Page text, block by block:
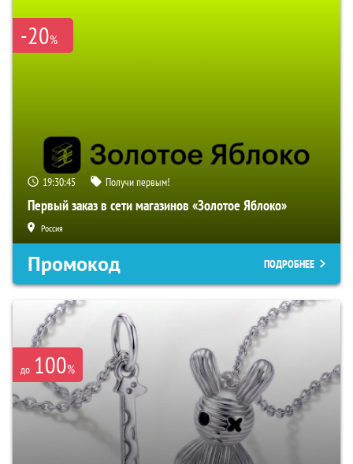
-20%
19:30:44 Получи первым!
Первый заказ в сети магазинов «Золотое Яблоко»
Россия
Промокод ПОДРОБНЕЕ
до 100%